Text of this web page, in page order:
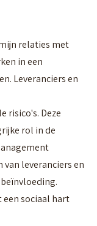
relaties met
in een
Leveranciers en
risico's. Deze
rol in de
leveranciers en
sociaal hart